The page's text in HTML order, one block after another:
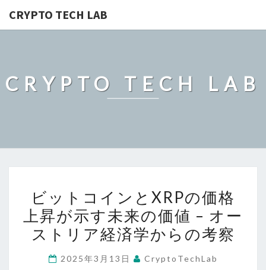
CRYPTO TECH LAB
CRYPTO TECH LAB
ッ
ト
コ
ン
ビットコインとXRPの価格
上昇が示す未来の価値 – オー
ストリア経済学からの考察
2025年3月13日 CryptoTechLab